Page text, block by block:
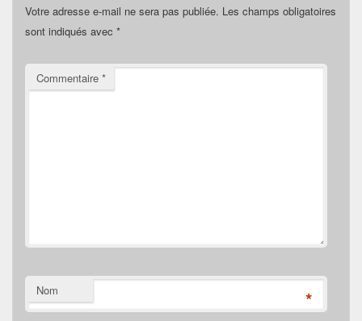
Votre adresse e-mail ne sera pas publiée. Les champs obligatoires
sont indiqués avec *
Commentaire *
Nom *